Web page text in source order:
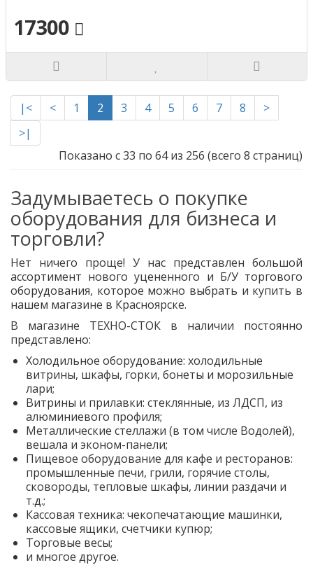
17300
|< < 1 2 3 4 5 6 7 8
>
>|
Показано с 33 по 64 из 256 (всего 8 страниц)
Задумываетесь о покупке
оборудования для бизнеса и
торговли?
Нет ничего проще! У нас представлен большой
ассортимент нового уцененного и Б/У торгового
оборудования, которое можно выбрать и купить в
нашем магазине в Красноярске.
В магазине ТЕХНО-СТОК в наличии постоянно
представлено:
Холодильное оборудование: холодильные
витрины, шкафы, горки, бонеты и морозильные
лари;
Витрины и прилавки: стеклянные, из ЛДСП, из
алюминиевого профиля;
Металлические стеллажи (в том числе Водолей),
вешала и эконом-панели;
Пищевое оборудование для кафе и ресторанов:
промышленные печи, грили, горячие столы,
сковороды, тепловые шкафы, линии раздачи и
т.д.;
Кассовая техника: чекопечатающие машинки,
кассовые ящики, счетчики купюр;
Торговые весы;
и многое другое.